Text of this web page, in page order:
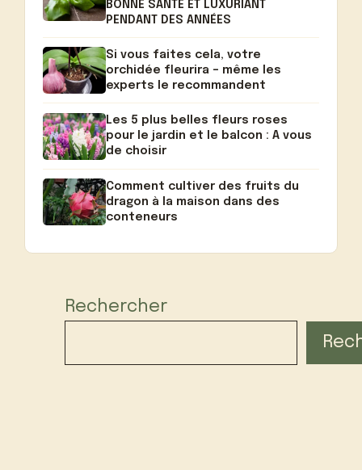
BONNE SANTÉ ET LUXURIANT
PENDANT DES ANNÉES
Si vous faites cela, votre
orchidée fleurira – même les
experts le recommandent
Les 5 plus belles fleurs roses
pour le jardin et le balcon : A vous
de choisir
Comment cultiver des fruits du
dragon à la maison dans des
conteneurs
Rechercher